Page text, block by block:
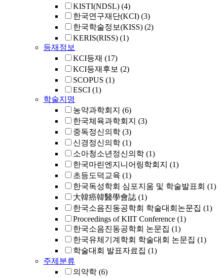
KISTI(NDSL) (4)
한국연구재단(KCI) (3)
한국학술정보(KISS) (2)
KERIS(RISS) (1)
등재정보
KCI등재 (17)
KCI등재후보 (2)
SCOPUS (1)
ESCI (1)
학술지명
농약과학회지 (6)
한국체육과학회지 (3)
중독정신의학 (3)
신경정신의학 (1)
소아청소년정신의학 (1)
한국마린엔지니어링학회지 (1)
초등도덕교육 (1)
한국독성학회 심포지움 및 학술발표회 (1)
大韓癌韓醫學會誌 (1)
한국소음진동공학회 학술대회논문집 (1)
Proceedings of KIIT Conference (1)
한국소음진동공학회 논문집 (1)
한국유체기계학회 학술대회 논문집 (1)
학술대회 발표자료집 (1)
주제분류
의약학 (6)